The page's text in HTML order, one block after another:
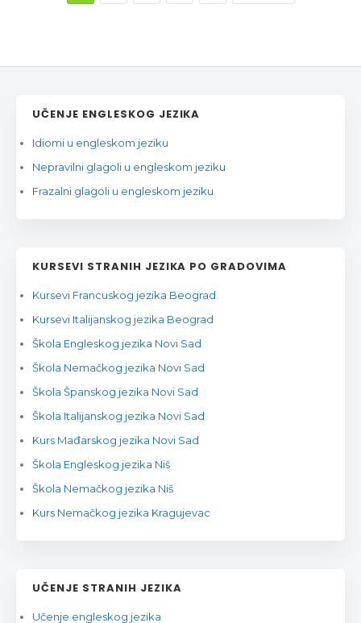
UČENJE ENGLESKOG JEZIKA
Idiomi u engleskom jeziku
Nepravilni glagoli u engleskom jeziku
Frazalni glagoli u engleskom jeziku
KURSEVI STRANIH JEZIKA PO GRADOVIMA
Kursevi Francuskog jezika Beograd
Kursevi Italijanskog jezika Beograd
Škola Engleskog jezika Novi Sad
Škola Nemačkog jezika Novi Sad
Škola Španskog jezika Novi Sad
Škola Italijanskog jezika Novi Sad
Kurs Mađarskog jezika Novi Sad
Škola Engleskog jezika Niš
Škola Nemačkog jezika Niš
Kurs Nemačkog jezika Kragujevac
UČENJE STRANIH JEZIKA
Učenje engleskog jezika